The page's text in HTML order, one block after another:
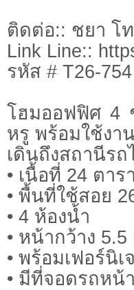
ติดต่อ:: ชยา โท
Link Line::
รหัส # T26-754
โฮมออฟฟิศ 4
หรู พร้อมใช้งา
เดินถึงสถานีร
• เนื้อที่ 24 ตาร
• พื้นที่ใช้สอย
• 4 ห้องน้ำ
• หน้ากว้าง 5.5
• พร้อมเฟอร์นิ
• มีที่จอดรถหน้